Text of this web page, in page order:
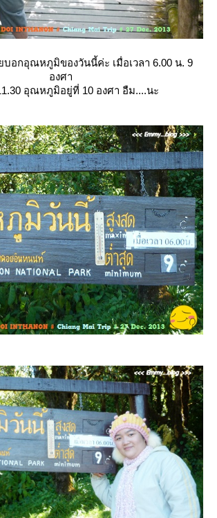
บอกอุณหภูมิของวันนี้ค่ะ เมื่อเวลา 6.00 น. 9
องศา
อุณหภูมิอยู่ที่ 10 องศา อืม....นะ